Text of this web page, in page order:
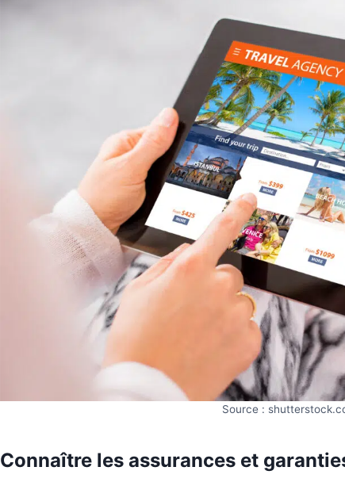
Source :
Connaître les assurances et